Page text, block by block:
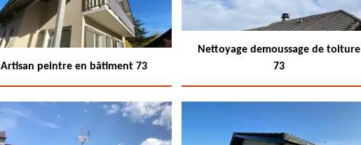
Artisan peintre en bâtiment 73
Nettoyage demoussage de toiture
73